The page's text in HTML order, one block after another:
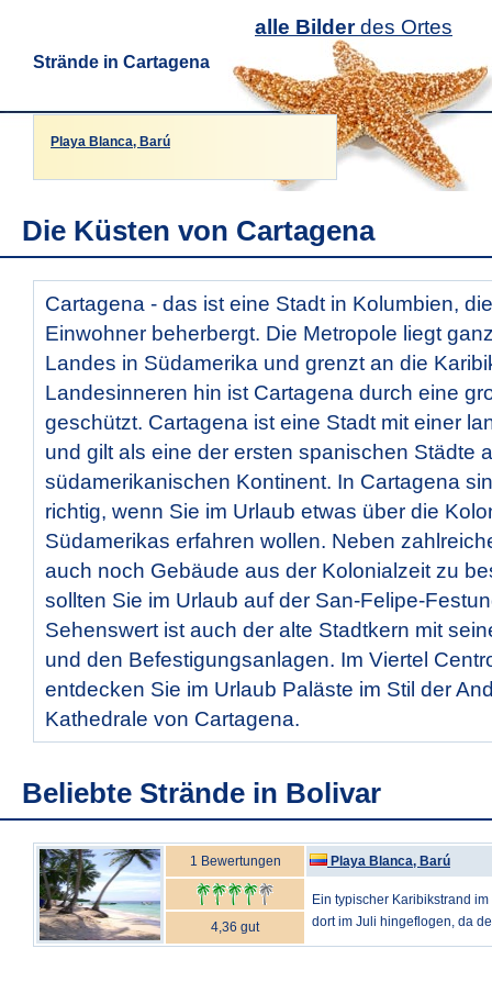
alle Bilderdes Ortes
Strände in Cartagena
Playa Blanca, Barú
Die Küsten von Cartagena
Cartagena - das ist eine Stadt in Kolumbien,
Einwohner beherbergt. Die Metropole liegt
Landes in Südamerika und grenzt an die
Landesinneren hin ist Cartagena durch eine
geschützt. Cartagena ist eine Stadt mit einer
und gilt als eine der ersten spanischen Städte
südamerikanischen Kontinent. In Cartagena
richtig, wenn Sie im Urlaub etwas über die
Südamerikas erfahren wollen. Neben
auch noch Gebäude aus der Kolonialzeit zu
sollten Sie im Urlaub auf der San-Felipe-
Sehenswert ist auch der alte Stadtkern mit
und den Befestigungsanlagen. Im Viertel
entdecken Sie im Urlaub Paläste im Stil der
Kathedrale von Cartagena.
Beliebte Strände in Bolivar
1 Bewertungen Playa Blanca, Barú
Ein typischer Karibikstrand
dort im Juli hingeflogen, da
4,36 gut